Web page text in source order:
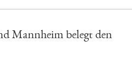
Mannheim belegt den